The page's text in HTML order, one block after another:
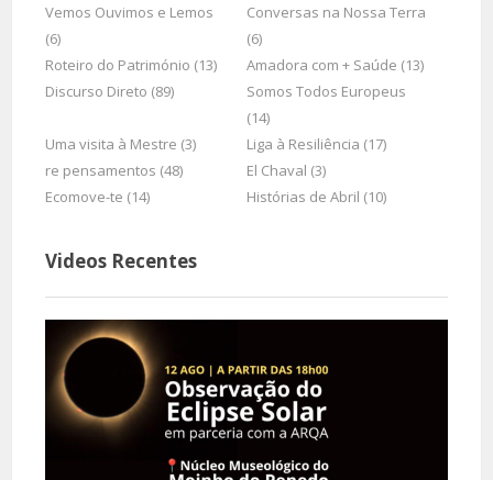
Vemos Ouvimos e Lemos
(6)
Conversas na Nossa Terra
(6)
Roteiro do Património (13)
Amadora com + Saúde (13)
Discurso Direto (89)
Somos Todos Europeus
(14)
Uma visita à Mestre (3)
Liga à Resiliência (17)
re pensamentos (48)
El Chaval (3)
Ecomove-te (14)
Histórias de Abril (10)
Videos Recentes